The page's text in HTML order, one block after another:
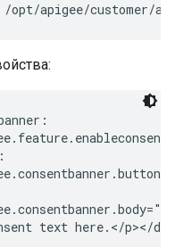
/opt/apigee/customer/
text here.</p></